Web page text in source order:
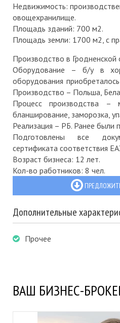
Недвижимость:
овощехранилище.
Площадь зданий: 700 м2.
Площадь земли: 1700 м2, с
Производство в Гродненской
Оборудование – б/у в
оборудования
Производство – Польша,
Процесс производства –
бланширование, заморозка,
Реализация – РБ. Ранее были
Подготовлены все
сертификата соответствия
Возраст бизнеса: 12 лет.
Кол-во работников: 8 чел.
Дополнительные
Прочее
ВАШ БИЗНЕС-